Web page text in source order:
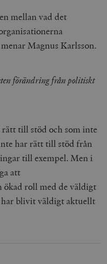
mellan vad det
Magnus Karlsson.
förändring från politiskt
till stöd och som inte
har rätt till stöd från
till exempel. Men i
att
roll med de väldigt
har blivit väldigt aktuellt